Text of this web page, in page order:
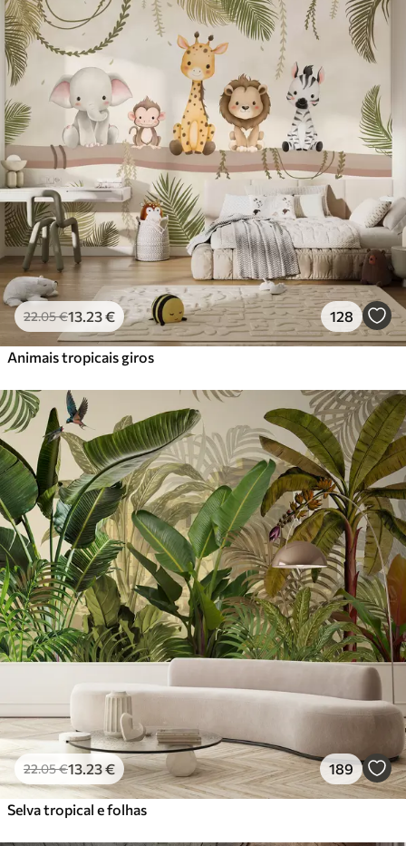
Standard
27.00 €/m²
Premium
56.6734.00€/m²
Vinil Premium
65.0039.00€/m²
Peel and Stick
81.6749.00€/m²
22.05€13 .23€ 128
Animais tropicais giros
22.05€13 .23€ 189
Selva tropical e folhas